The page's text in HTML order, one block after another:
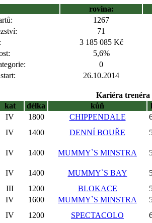
rovina:
1267
71
3 185 085 Kč
5,6%
0
26.10.2014
Kariéra trenéra
kat délka kůň
IV 1800 CHIPPENDALE
IV 1400 DENNÍ BOUŘE
IV 1400 MUMMY`S MINSTRA
IV 1400 MUMMY`S BAY
III 1200 BLOKACE
IV 1600 MUMMY`S MINSTRA
IV 1200 SPECTACOLO